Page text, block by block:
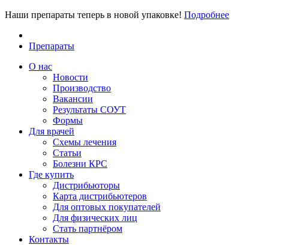
Наши препараты теперь в новой упаковке! Подробнее
Препараты
О нас
Новости
Производство
Вакансии
Результаты СОУТ
Формы
Для врачей
Схемы лечения
Статьи
Болезни КРС
Где купить
Дистрибьюторы
Карта дистрибьютеров
Для оптовых покупателей
Для физических лиц
Стать партнёром
Контакты